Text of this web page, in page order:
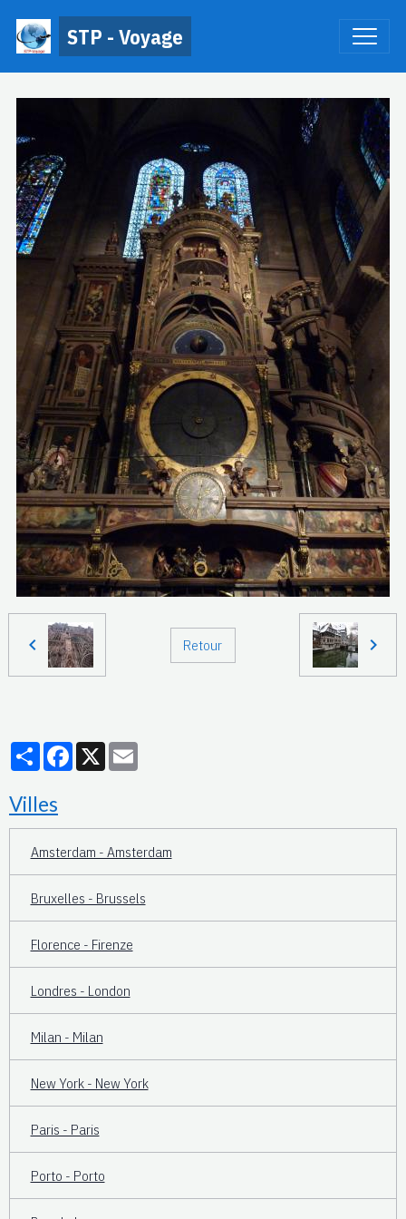
STP - Voyage
Retour
PartagerFacebook
X
Villes
Amsterdam - Amsterdam
Bruxelles - Brussels
Florence - Firenze
Londres - London
Milan - Milan
New York - New York
Paris - Paris
Porto - Porto